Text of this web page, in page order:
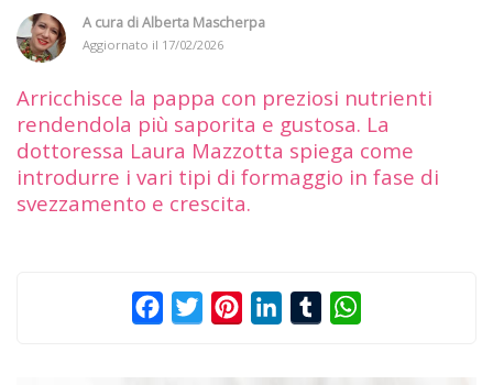
A cura diAlberta Mascherpa
Aggiornato il 17/02/2026
Arricchisce la pappa con preziosi nutrienti
rendendola più saporita e gustosa. La
dottoressa Laura Mazzotta spiega come
introdurre i vari tipi di formaggio in fase di
svezzamento e crescita.
FacebookTwitterPinterestLinkedInTumblr